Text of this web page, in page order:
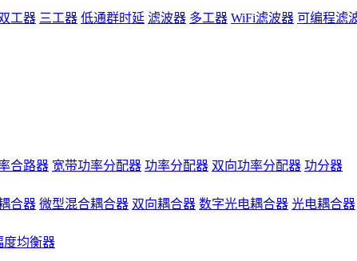
工器 三工器 低通群时延 滤波器 多工器 WiFi滤波器 可编程滤
合路器 宽带功率分配器 功率分配器 双向功率分配器 功分器
合器 微型混合耦合器 双向耦合器 数字光电耦合器 光电耦合器
度均衡器